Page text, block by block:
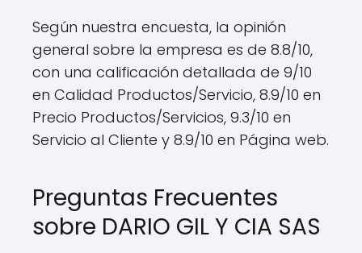
Según nuestra encuesta, la opinión
general sobre la empresa es de 8.8/10,
con una calificación detallada de 9/10
en Calidad Productos/Servicio, 8.9/10 en
Precio Productos/Servicios, 9.3/10 en
Servicio al Cliente y 8.9/10 en Página web.
Preguntas Frecuentes
sobre DARIO GIL Y CIA SAS